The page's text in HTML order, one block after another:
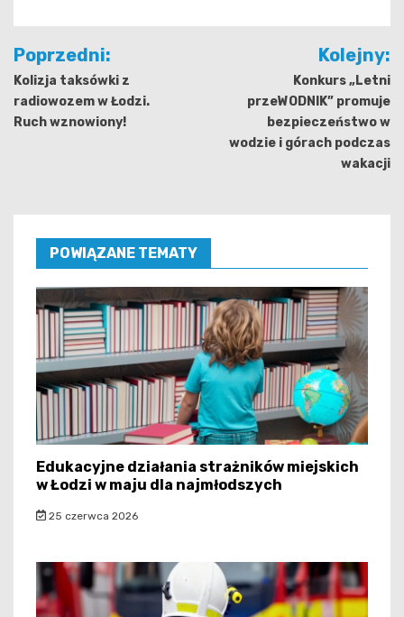
Nawigacja
wpisu
Poprzedni:
Kolizja taksówki z
radiowozem w Łodzi.
Ruch wznowiony!
Kolejny:
Konkurs „Letni
przeWODNIK” promuje
bezpieczeństwo w
wodzie i górach podczas
wakacji
POWIĄZANE TEMATY
Edukacyjne działania strażników miejskich
w Łodzi w maju dla najmłodszych
25 czerwca 2026